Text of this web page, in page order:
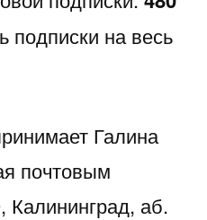
подписки на весь
Галина
почтовым
Калининград, аб.